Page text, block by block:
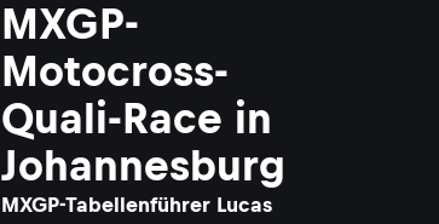
MXGP-
Motocross-
Quali-Race in
Johannesburg
MXGP-Tabellenführer Lucas